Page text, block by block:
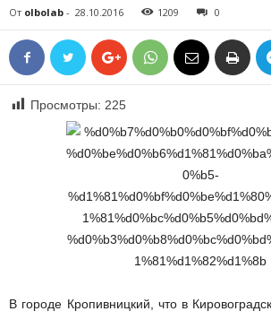
От olbolab - 28.10.2016 1209 0
Просмотры: 225
В городе Кропивницкий, что в